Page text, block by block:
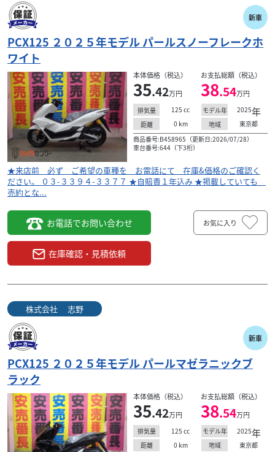
新車
PCX125 ２０２５年モデル パールスノーフレークホ
ワイト
本体価格（税込）
35.42万円
お支払総額（税込）
38.54万円
排気量 125 cc モデル年 2025年
距離 0 km 地域
東京都
商品番号:B458965（更新日:2026/07/28）
車台番号:644（下3桁）
★来店前 必ず ご希望の車種を お電話にて 在庫&価格のご確認く
ださい。 ０３-３３９４-３３７７ ★自賠責１年込み ★掲載していても
売約とな...
お電話でお問い合わせ
在庫確認・見積依頼
お気に入り
株式会社 志野
新車
PCX125 ２０２５年モデル パールマゼラニックブ
ラック
本体価格（税込）
35.42万円
お支払総額（税込）
38.54万円
排気量 125 cc モデル年 2025年
距離 0 km 地域
東京都